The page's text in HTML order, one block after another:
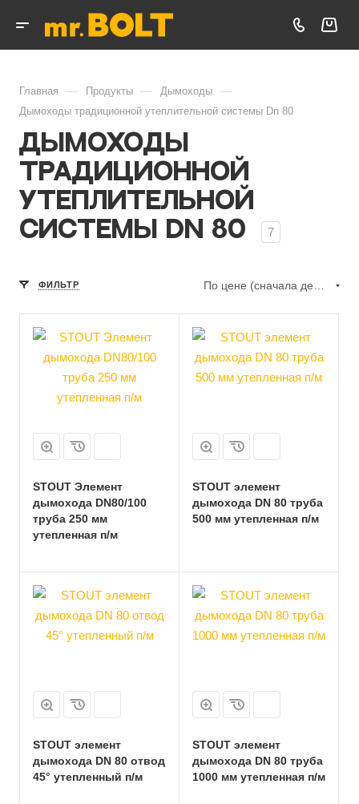
Главная — Продукты — Дымоходы —
Дымоходы традиционной утеплительной системы Dn 80
Дымоходы
традиционной
утеплительной
системы Dn 80
7
ФИЛЬТР
STOUT Элемент
дымохода DN80/100
труба 250 мм
утепленная п/м
STOUT элемент
дымохода DN 80 труба
500 мм утепленная п/м
STOUT элемент
дымохода DN 80 отвод
45° утепленный п/м
STOUT элемент
дымохода DN 80 труба
1000 мм утепленная п/м